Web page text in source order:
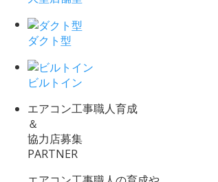
ダクト型
ビルトイン
エアコン工事職人育成
＆
協力店募集
PARTNER